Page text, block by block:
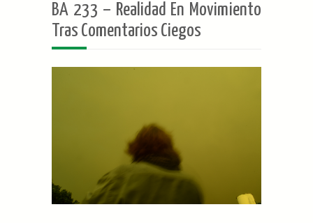
BA 233 – Realidad En Movimiento
Tras Comentarios Ciegos